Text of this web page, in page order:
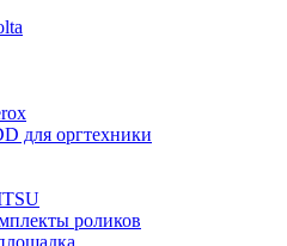
для оргтехники
роликов